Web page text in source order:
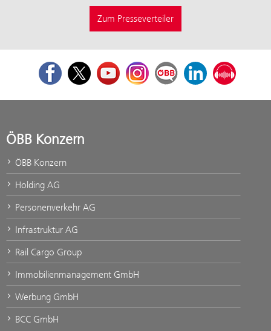
Zum Presseverteiler
FacebookTwitterYoutubeInstagramÖBB Corporate Blog
LinkedInPodcast
ÖBB Konzern
ÖBB Konzern
Holding AG
Personenverkehr AG
Infrastruktur AG
Rail Cargo Group
Immobilienmanagement GmbH
Werbung GmbH
BCC GmbH